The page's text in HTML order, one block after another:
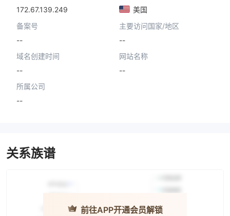
172.67.139.249
美国
备案号
--
主要访问国家/地区
--
域名创建时间
--
网站名称
--
所属公司
--
关系族谱
前往APP开通会员解锁